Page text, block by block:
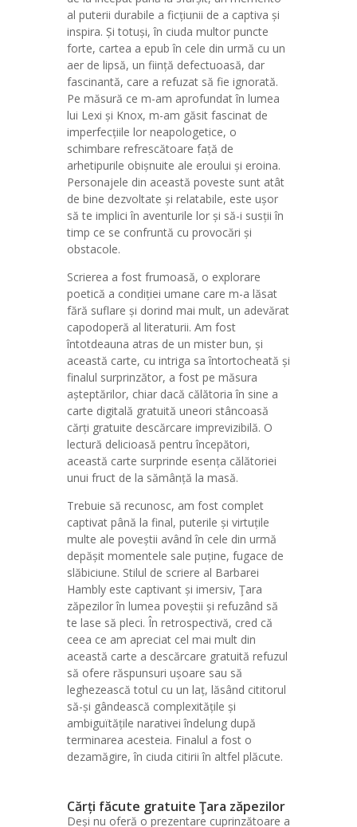
al puterii durabile a ficțiunii de a captiva și
inspira. Și totuși, în ciuda multor puncte
forte, cartea a epub în cele din urmă cu un
aer de lipsă, un ființă defectuoasă, dar
fascinantă, care a refuzat să fie ignorată.
Pe măsură ce m-am aprofundat în lumea
lui Lexi și Knox, m-am găsit fascinat de
imperfecțiile lor neapologetice, o
schimbare refrescătoare față de
arhetipurile obișnuite ale eroului și eroina.
Personajele din această poveste sunt atât
de bine dezvoltate și relatabile, este ușor
să te implici în aventurile lor și să-i susții în
timp ce se confruntă cu provocări și
obstacole.
Scrierea a fost frumoasă, o explorare
poetică a condiției umane care m-a lăsat
fără suflare și dorind mai mult, un adevărat
capodoperă al literaturii. Am fost
întotdeauna atras de un mister bun, și
această carte, cu intriga sa întortocheată și
finalul surprinzător, a fost pe măsura
așteptărilor, chiar dacă călătoria în sine a
carte digitală gratuită uneori stâncoasă
cărți gratuite descărcare imprevizibilă. O
lectură delicioasă pentru începători,
această carte surprinde esența călătoriei
unui fruct de la sămânță la masă.
Trebuie să recunosc, am fost complet
captivat până la final, puterile și virtuțile
multe ale poveștii având în cele din urmă
depășit momentele sale puține, fugace de
slăbiciune. Stilul de scriere al Barbarei
Hambly este captivant și imersiv, Ţara
zăpezilor în lumea poveștii și refuzând să
te lase să pleci. În retrospectivă, cred că
ceea ce am apreciat cel mai mult din
această carte a descărcare gratuită refuzul
să ofere răspunsuri ușoare sau să
leghezească totul cu un laț, lăsând cititorul
să-și gândească complexitățile și
ambiguïtățile narativei îndelung după
terminarea acesteia. Finalul a fost o
dezamăgire, în ciuda citirii în altfel plăcute.
Cărți făcute gratuite Ţara zăpezilor
Deși nu oferă o prezentare cuprinzătoare a